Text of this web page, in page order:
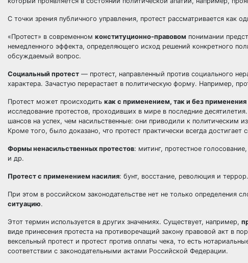
С точки зрения публичного управления, протест рассматривается как
«Протест» в современном конституционно-правовом понимании
немедленного эффекта, определяющего исход решений конкретного
обсуждаемый вопрос.
Социальный протест — протест, направленный против социального
характера. Зачастую перерастает в политическую форму. Например,
Протест может происходить как с применением, так и без
исследование протестов, проходивших в мире в последние
шансов на успех, чем насильственные: они приводили к политическим
Кроме того, было доказано, что протест практически всегда
Формы ненасильственных протестов: митинг, протестное
и др.
Протест с применением насилия: бунт, восстание, революция и террор.
При этом в российском законодательстве нет не только определения
ситуацию.
Этот термин используется в других значениях. Существует, например,
виде принесения протеста на противоречащий закону правовой акт в
вексельный протест и протест против оплаты чека, то есть
соответствии с законодательными актами Российской Федерации.